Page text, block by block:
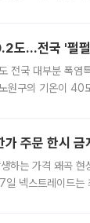
도…전국 '펄
국 대부분 폭염
원구의 기온이 40
주문 한시 금
하는 가격 왜곡
넥스트레이드는